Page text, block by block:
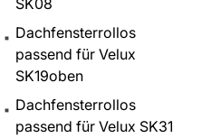
Dachfensterrollos
passend für Velux
SK19oben
Dachfensterrollos
passend für Velux SK31